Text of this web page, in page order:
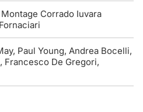
Corrado Iuvara
Paul Young, Andrea Bocelli,
Francesco De Gregori,